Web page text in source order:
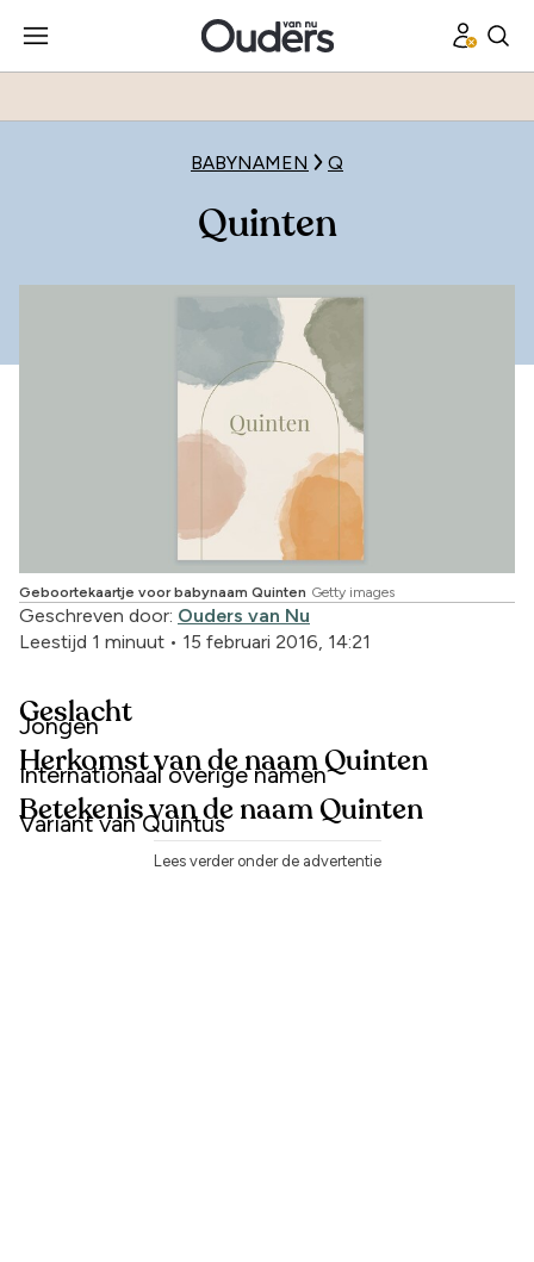
BABYNAMEN Q
Quinten
Geboortekaartje voor babynaam Quinten Getty images
Geschreven door: Ouders van Nu
Leestijd 1 minuut • 15 februari 2016, 14:21
Geslacht
Jongen
Herkomst van de naam Quinten
Internationaal overige namen
Betekenis van de naam Quinten
Variant van Quintus
Lees verder onder de advertentie